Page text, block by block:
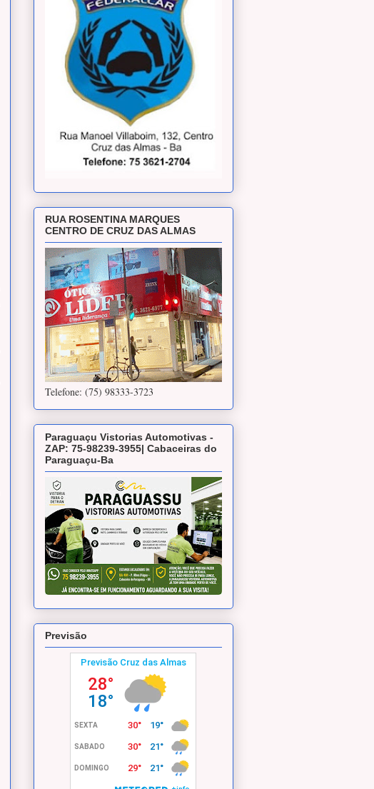
RUA ROSENTINA MARQUES
CENTRO DE CRUZ DAS ALMAS
Telefone: (75) 98333-3723
Paraguaçu Vistorias Automotivas -
ZAP: 75-98239-3955| Cabaceiras do
Paraguaçu-Ba
Previsão